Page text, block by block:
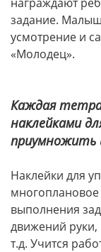
задание.
усмотрение и
«Молодец».
Каждая
наклейками
приумножить
Наклейки для
многоплановое
выполнения
движений руки,
т.д. Учится